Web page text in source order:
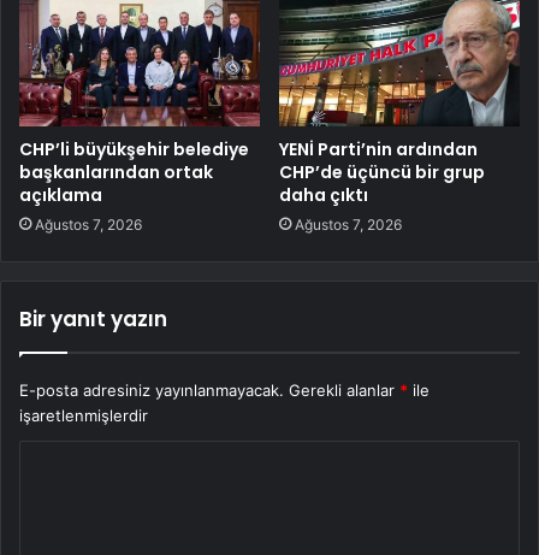
CHP’li büyükşehir belediye
başkanlarından ortak
açıklama
Ağustos 7, 2026
YENİ Parti’nin ardından
CHP’de üçüncü bir grup
daha çıktı
Ağustos 7, 2026
Bir yanıt yazın
E-posta adresiniz yayınlanmayacak. Gerekli alanlar * ile
işaretlenmişlerdir